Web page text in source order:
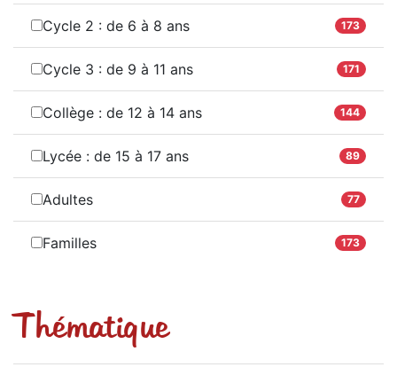
Cycle 2 : de 6 à 8 ans 173
Cycle 3 : de 9 à 11 ans 171
Collège : de 12 à 14 ans 144
Lycée : de 15 à 17 ans 89
Adultes 77
Familles 173
Thématique